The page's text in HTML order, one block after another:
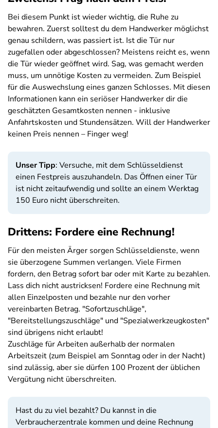
Bei diesem Punkt ist wieder wichtig, die Ruhe zu
bewahren. Zuerst solltest du dem Handwerker möglichst
genau schildern, was passiert ist. Ist die Tür nur
zugefallen oder abgeschlossen? Meistens reicht es, wenn
die Tür wieder geöffnet wird. Sag, was gemacht werden
muss, um unnötige Kosten zu vermeiden. Zum Beispiel
für die Auswechslung eines ganzen Schlosses. Mit diesen
Informationen kann ein seriöser Handwerker dir die
geschätzten Gesamtkosten nennen - inklusive
Anfahrtskosten und Stundensätzen. Will der Handwerker
keinen Preis nennen – Finger weg!
Unser Tipp: Versuche, mit dem Schlüsseldienst
einen Festpreis auszuhandeln. Das Öffnen einer Tür
ist nicht zeitaufwendig und sollte an einem Werktag
150 Euro nicht überschreiten.
Drittens: Fordere eine Rechnung!
Für den meisten Ärger sorgen Schlüsseldienste, wenn
sie überzogene Summen verlangen. Viele Firmen
fordern, den Betrag sofort bar oder mit Karte zu bezahlen.
Lass dich nicht austricksen! Fordere eine Rechnung mit
allen Einzelposten und bezahle nur den vorher
vereinbarten Betrag. "Sofortzuschläge",
"Bereitstellungszuschläge" und "Spezialwerkzeugkosten"
sind übrigens nicht erlaubt!
Zuschläge für Arbeiten außerhalb der normalen
Arbeitszeit (zum Beispiel am Sonntag oder in der Nacht)
sind zulässig, aber sie dürfen 100 Prozent der üblichen
Vergütung nicht überschreiten.
Hast du zu viel bezahlt? Du kannst in die
Verbraucherzentrale kommen und deine Rechnung